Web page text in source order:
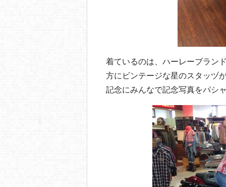
着ているのは、ハーレーブラン
方にビンテージな星のスタッヅ
記念にみんなで記念写真をパシ